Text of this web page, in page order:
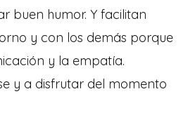
buen humor. Y facilitan
y con los demás porque
y la empatía.
y a disfrutar del momento